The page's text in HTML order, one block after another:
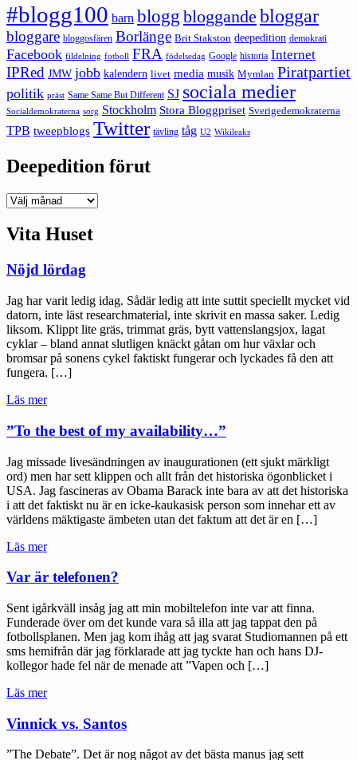
#blogg100 barn blogg bloggande bloggar
bloggare bloggosfären Borlänge Brit Stakston deepedition demokrati
Facebook fildelning fotboll FRA födelsedag Google historia Internet
IPRed JMW jobb kalendern livet media musik Mymlan Piratpartiet
politik präst Same Same But Different SJ sociala medier
Socialdemokraterna sorg Stockholm Stora Bloggpriset Sverigedemokraterna
TPB tweepblogs Twitter tävling tåg U2 Wikileaks
Deepedition förut
Deepedition
Vita Huset
Nöjd lördag
Jag har varit ledig idag. Sådär ledig att inte suttit speciellt mycket vid
datorn, inte läst researchmaterial, inte skrivit en massa saker. Ledig
liksom. Klippt lite gräs, trimmat gräs, bytt vattenslangsjox, lagat
cyklar – bland annat slutligen knäckt gåtan om hur växlar och
bromsar på sonens cykel faktiskt fungerar och lyckades få den att
fungera. […]
Läs mer"Nöjd
”To the best of my availability…”
Jag missade livesändningen av inaugurationen (ett sjukt märkligt
ord) men har sett klippen och allt från det historiska ögonblicket i
USA. Jag fascineras av Obama Barack inte bara av att det historiska
i att det faktiskt nu är en icke-kaukasisk person som innehar ett av
världens mäktigaste ämbeten utan det faktum att det är en […]
Läs mer"”To
best
my
availability…”"
Var är telefonen?
Sent igårkväll insåg jag att min mobiltelefon inte var att finna.
Funderade över om det kunde vara så illa att jag tappat den på
fotbollsplanen. Men jag kom ihåg att jag svarat Studiomannen på ett
sms hemifrån där jag förklarade att jag tyckte han och hans DJ-
kollegor hade fel när de menade att ”Vapen och […]
Läs mer"Var
telefonen?"
Vinnick vs. Santos
”The Debate”. Det är nog något av det bästa manus jag sett